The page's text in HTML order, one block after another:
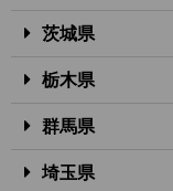
茨城県
栃木県
群馬県
埼玉県